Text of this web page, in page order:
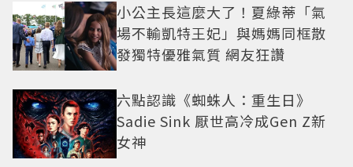
小公主長這麼大了！夏綠蒂「氣
場不輸凱特王妃」與媽媽同框散
發獨特優雅氣質 網友狂讚
六點認識《蜘蛛人：重生日》
Sadie Sink 厭世高冷成Gen Z新
女神